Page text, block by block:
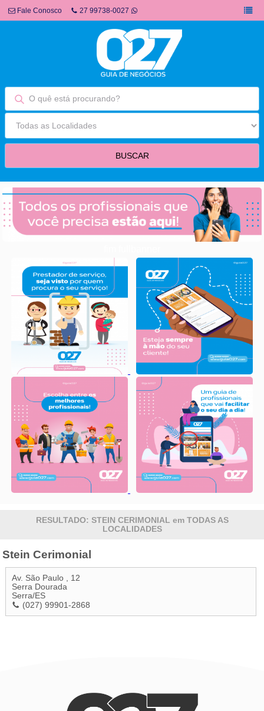
Fale Conosco 27 99738-0027
RESULTADO: STEIN CERIMONIAL em TODAS AS
LOCALIDADES
Stein Cerimonial
Av. São Paulo , 12
Serra Dourada
Serra/ES
(027) 99901-2868